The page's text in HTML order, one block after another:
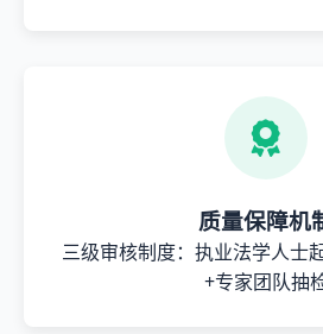
质量保障机
三级审核制度：执业法学人士
+专家团队抽